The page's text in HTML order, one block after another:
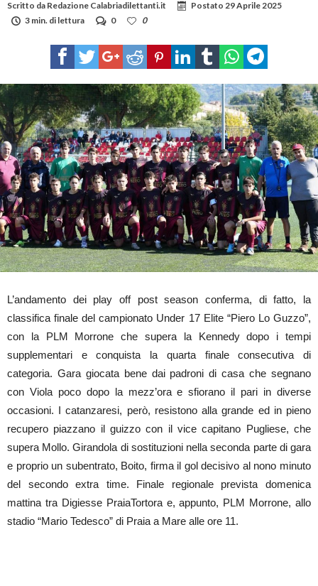
Scritto da Redazione Calabriadilettanti.it Postato 29 Aprile 2025
3 min. di lettura
0 0
L’andamento dei play off post season conferma, di fatto, la
classifica finale del campionato Under 17 Elite “Piero Lo Guzzo”,
con la PLM Morrone che supera la Kennedy dopo i tempi
supplementari e conquista la quarta finale consecutiva di
categoria. Gara giocata bene dai padroni di casa che segnano
con Viola poco dopo la mezz’ora e sfiorano il pari in diverse
occasioni. I catanzaresi, però, resistono alla grande ed in pieno
recupero piazzano il guizzo con il vice capitano Pugliese, che
supera Mollo. Girandola di sostituzioni nella seconda parte di gara
e proprio un subentrato, Boito, firma il gol decisivo al nono minuto
del secondo extra time. Finale regionale prevista domenica
mattina tra Digiesse PraiaTortora e, appunto, PLM Morrone, allo
stadio “Mario Tedesco” di Praia a Mare alle ore 11.